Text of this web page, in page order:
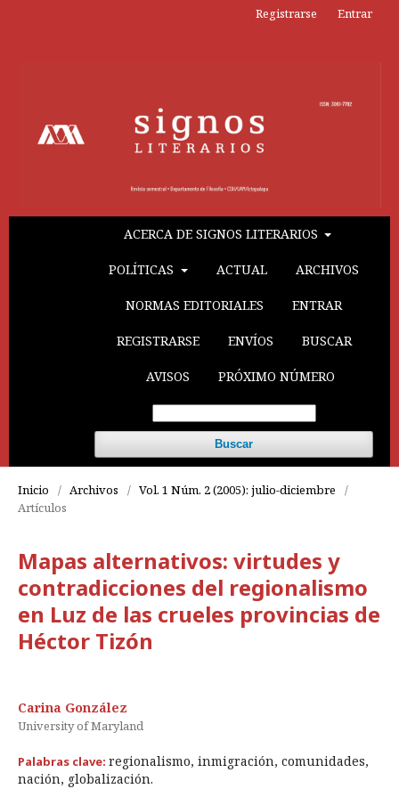
ACERCA DE SIGNOS LITERARIOS
POLÍTICAS ACTUAL ARCHIVOS
NORMAS EDITORIALES ENTRAR
REGISTRARSE ENVÍOS BUSCAR
AVISOS PRÓXIMO NÚMERO
Buscar
Registrarse Entrar
Inicio / Archivos / Vol. 1 Núm. 2 (2005): julio-diciembre
/
Artículos
Mapas alternativos: virtudes y
contradicciones del regionalismo
en Luz de las crueles provincias de
Héctor Tizón
Carina González
University of Maryland
Palabras clave: regionalismo, inmigración, comunidades,
nación, globalización.